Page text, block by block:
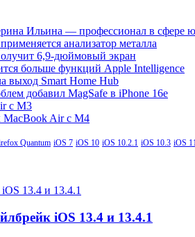
Ильина — профессионал в сфере
анализатор металла
6,9-дюймовый экран
больше функций Apple Intelligence
выход Smart Home Hub
добавил MagSafe в iPhone 16e
с M3
Air с M4
Quantum iOS 7 iOS 10 iOS 10.2.1 iOS 10.3 iOS
iOS 13.4 и 13.4.1